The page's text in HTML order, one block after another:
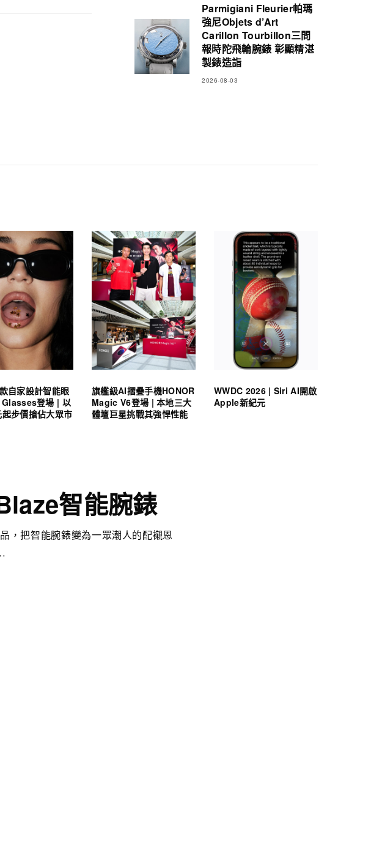
Parmigiani Fleurier帕瑪
強尼Objets d’Art
Carillon Tourbillon三問
報時陀飛輪腕錶 彰顯精湛
製錶造詣
2026-08-03
自家設計智能眼
登場 | 以
步價搶佔大眾市
旗艦級AI摺疊手機HONOR
Magic V6登場 | 本地三大
體壇巨星挑戰其強悍性能
WWDC 2026 | Siri AI開啟
Apple新紀元
智能腕錶
，把智能腕錶變為一眾潮人的配襯恩